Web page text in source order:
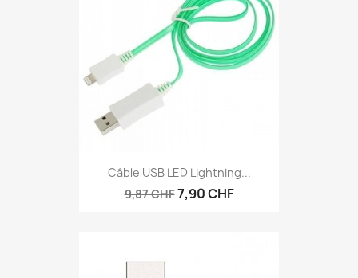
Câble USB LED Lightning...
9,87 CHF7,90 CHF